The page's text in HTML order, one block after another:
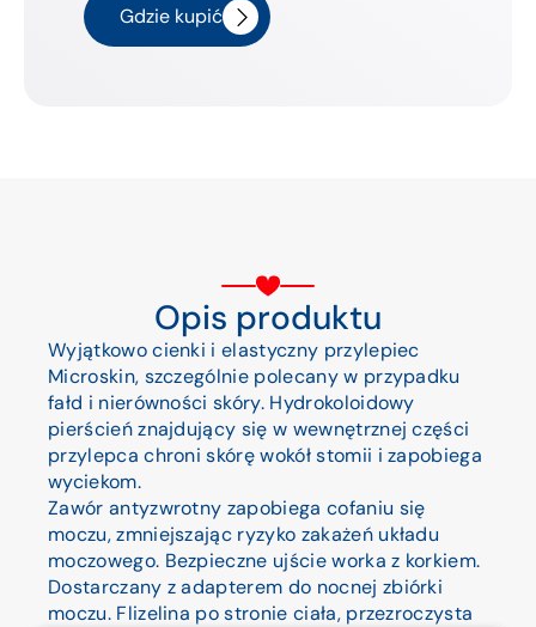
Gdzie kupić
Opis produktu
Wyjątkowo cienki i elastyczny przylepiec
Microskin, szczególnie polecany w przypadku
fałd i nierówności skóry. Hydrokoloidowy
pierścień znajdujący się w wewnętrznej części
przylepca chroni skórę wokół stomii i zapobiega
wyciekom.
Zawór antyzwrotny zapobiega cofaniu się
moczu, zmniejszając ryzyko zakażeń układu
moczowego. Bezpieczne ujście worka z korkiem.
Dostarczany z adapterem do nocnej zbiórki
moczu. Flizelina po stronie ciała, przezroczysta